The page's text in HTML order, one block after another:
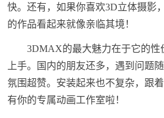
快。还有，如果你喜欢3D立体摄影
的作品看起来就像亲临其境！
3DMAX的最大魅力在于它的性
上手。国内的朋友还多，遇到问题
氛围超赞。安装起来也不复杂，跟
有你的专属动画工作室啦！